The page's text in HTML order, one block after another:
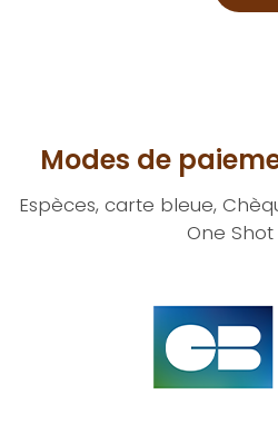
Modes de
Espèces, carte bleue,
One Shot